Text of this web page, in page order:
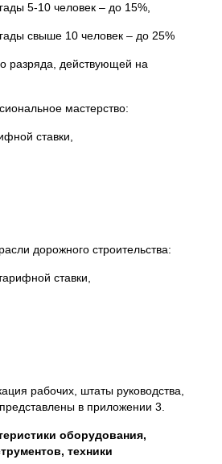
5-10 человек – до 15%,
свыше 10 человек – до 25%
разряда, действующей на
мастерство:
ставки,
дорожного строительства:
ставки,
рабочих, штаты руководства,
в приложении 3.
оборудования,
техники